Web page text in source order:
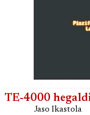
TE-4000
Jaso Ikastola